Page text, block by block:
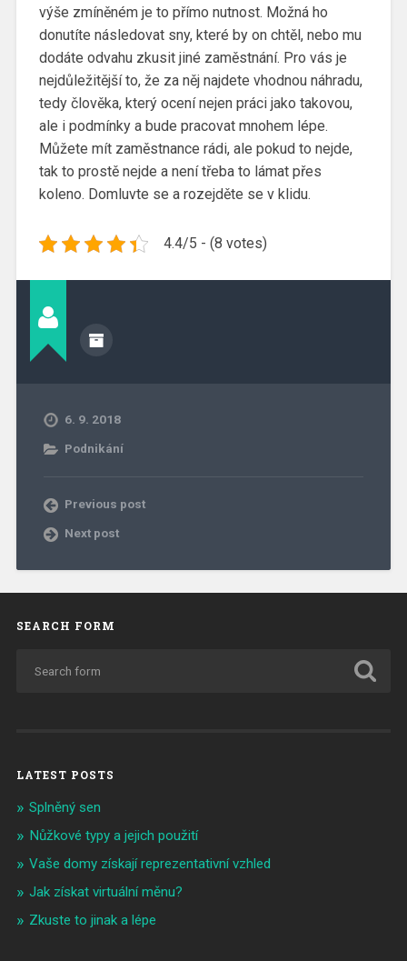
výše zmíněném je to přímo nutnost. Možná ho
donutíte následovat sny, které by on chtěl, nebo mu
dodáte odvahu zkusit jiné zaměstnání. Pro vás je
nejdůležitější to, že za něj najdete vhodnou náhradu,
tedy člověka, který ocení nejen práci jako takovou,
ale i podmínky a bude pracovat mnohem lépe.
Můžete mít zaměstnance rádi, ale pokud to nejde,
tak to prostě nejde a není třeba to lámat přes
koleno. Domluvte se a rozejděte se v klidu.
4.4/5 - (8 votes)
6. 9. 2018
Podnikání
Previous post
Next post
SEARCH FORM
LATEST POSTS
Splněný sen
Nůžkové typy a jejich použití
Vaše domy získají reprezentativní vzhled
Jak získat virtuální měnu?
Zkuste to jinak a lépe